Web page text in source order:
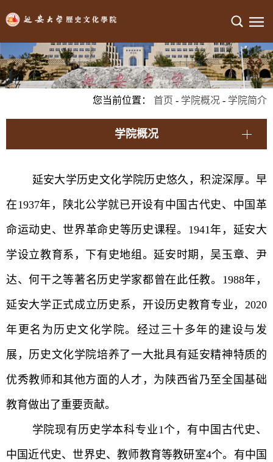
您当前位置： 首页 - 学院概况 - 学院简介
学院概况
延安大学历史文化学院历史悠久，积淀深厚。早
在1937年，陕北公学就已开设有中国古代史、中国革
命运动史、世界革命史等历史课程。1941年，延安大
学设立教育系，下有史地组。延安时期，吴玉章、尹
达、何干之等著名历史学家都曾在此任教。1988年，
延安大学正式成立历史系，开设历史教育专业，2020
年更名为历史文化学院。经过三十多年的建设与发
展，历史文化学院培养了一大批具有延安精神特质的
优秀教师和其他方面的人才，为陕西省乃至全国基础
教育做出了重要贡献。
学院现有历史学本科专业1个，有中国古代史、
中国近代史、世界史、教师教育等教研室4个。有中国